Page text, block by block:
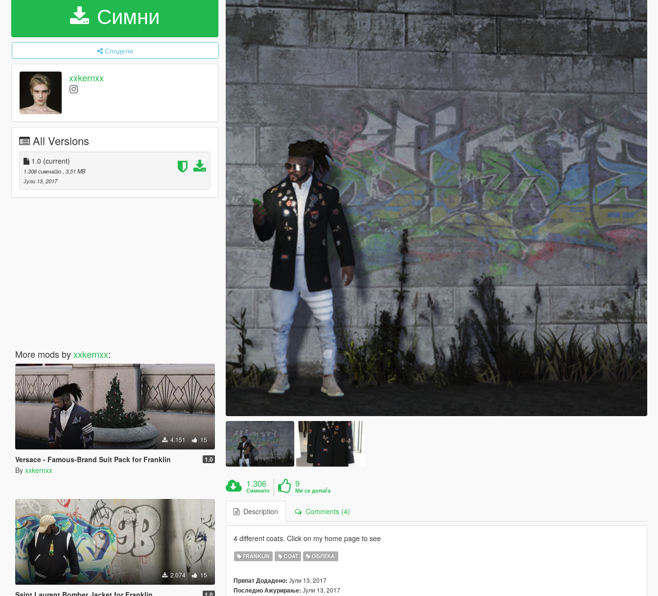
Симни
Сподели
xxkernxx
All Versions
1.0 (current)
1.306 симнато , 3,51 MB
Јули 13, 2017
More mods byxxkernxx:
4.151 15
Versace - Famous-Brand Suit Pack for Franklin 1.0
By xxkernxx
2.074 15
1.306
Симнато
9
Ми се допаѓа
Description Comments (4)
4 different coats. Click on my home page to see
FRANKLIN COAT ОБЛЕКА
Првпат Додадено: Јули 13, 2017
Последно Ажурирање: Јули 13, 2017